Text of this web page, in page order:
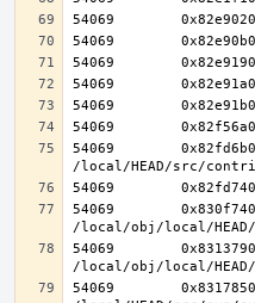
54069
54069
54069
54069